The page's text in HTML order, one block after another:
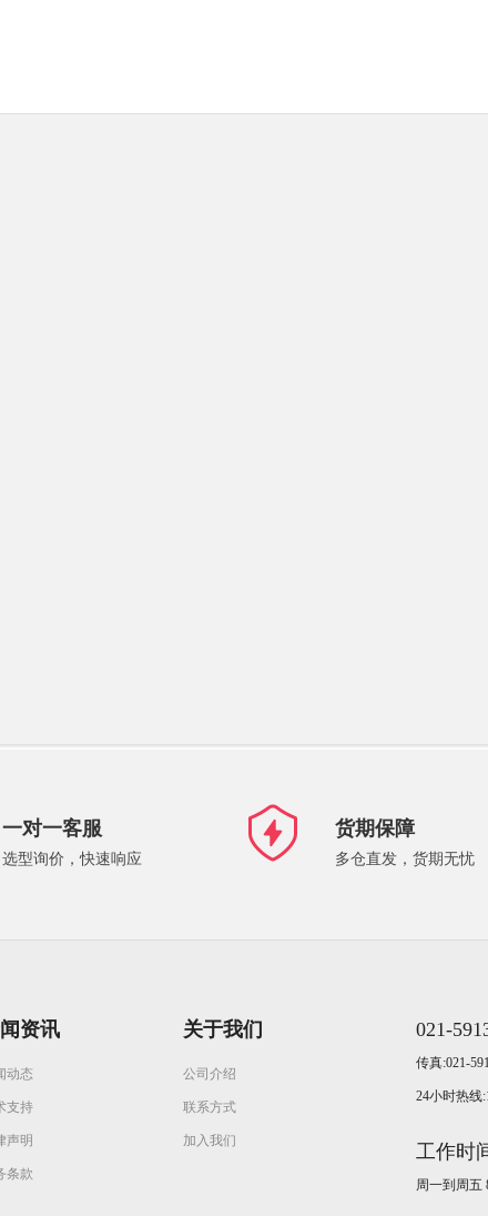
一对一客服
选型询价，快速响应
货期保障
多仓直发，货期无忧
资讯
动态
支持
声明
条款
关于我们
公司介绍
联系方式
加入我们
021-
传真:021-
24小时热线
工作时
周一到周五